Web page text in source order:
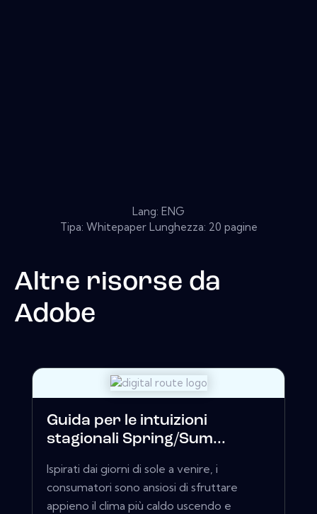
Lang: ENG
Tipa: Whitepaper Lunghezza: 20 pagine
Altre risorse da
Adobe
Guida per le intuizioni
stagionali Spring/Sum...
Ispirati dai giorni di sole a venire, i
consumatori sono ansiosi di sfruttare
appieno il clima più caldo uscendo e